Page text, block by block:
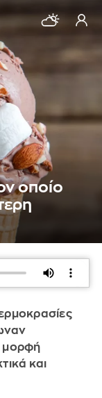
οποίο
μορφή
και